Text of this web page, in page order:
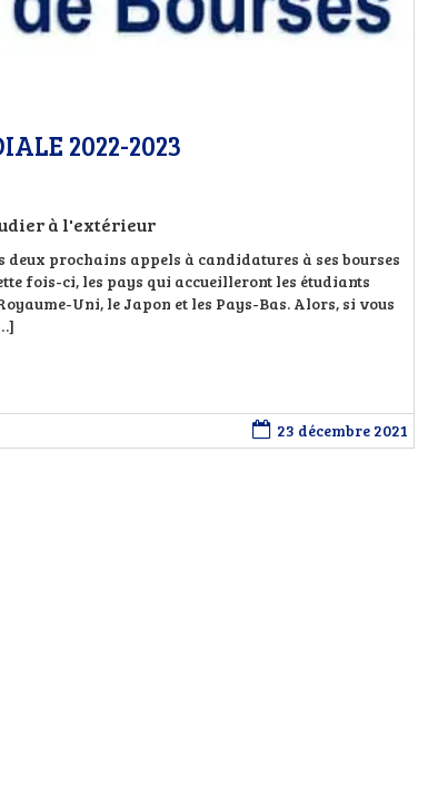
2022-2023
à l'extérieur
prochains appels à candidatures à ses bourses
fois-ci, les pays qui accueilleront les étudiants
Uni, le Japon et les Pays-Bas. Alors, si vous
23 décembre 2021